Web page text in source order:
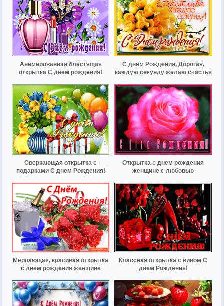
Анимированная блестящая
открытка С днем рождения!
С днём Рождения, Дорогая,
каждую секунду желаю счастья
Сверкающая открытка с
подарками С днем Рождения!
Открытка с днем рождения
женщине с любовью
Мерцающая, красивая открытка
с днем рождения женщине
Классная открытка с вином С
днем Рождения!